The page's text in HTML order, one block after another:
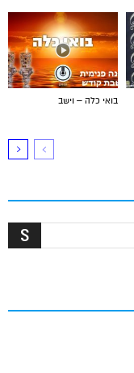
בואי כלה – וישב